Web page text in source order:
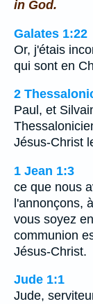
in God.
Galates 1:22
Or, j'étais
qui sont en
2
Paul, et
Jésus-Christ
1 Jean 1:3
ce que nous
l'annonçons,
vous soyez
communion
Jésus-Christ.
Jude 1:1
Jude,